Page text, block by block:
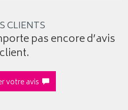
CLIENTS
pas encore d’avis
client.
votre avis